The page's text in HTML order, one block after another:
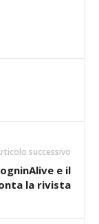
successivo
e il
la rivista